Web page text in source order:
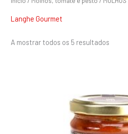
Langhe Gourmet
A mostrar todos os 5 resultados